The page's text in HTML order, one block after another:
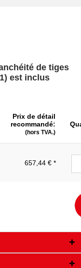
Acier nickelé
125
de tiges
est inclus
Prix de détail
recommandé:
(hors TVA.)
657,44 € *